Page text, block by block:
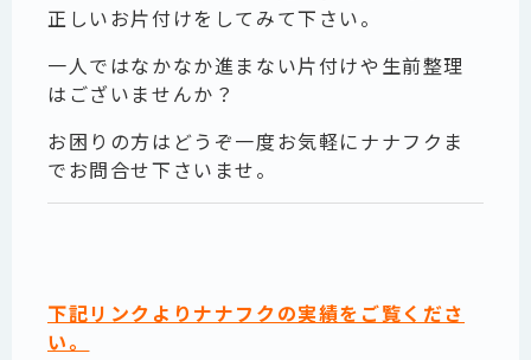
正しいお片付けをしてみて下さい。
一人ではなかなか進まない片付けや生前整理
はございませんか？
お困りの方はどうぞ一度お気軽にナナフクま
でお問合せ下さいませ。
下記リンクよりナナフクの実績をご覧くださ
い。